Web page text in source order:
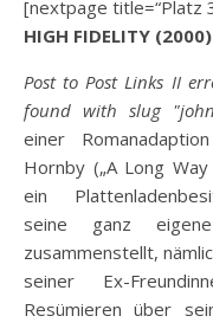
[nextpage title=“Platz
HIGH FIDELITY (2000)
Post to Post Links II
found with slug
einer
Hornby („A Long Way
ein
seine ganz
zusammenstellt,
seiner Ex-
Resümieren über